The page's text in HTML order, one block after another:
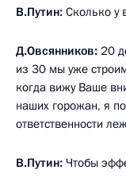
В.Путин: Сколько у
Д.Овсянников: 20
из 30 мы уже
когда вижу Ваше
наших горожан, я
ответственности
В.Путин: Чтобы